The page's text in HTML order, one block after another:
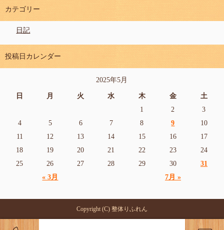
カテゴリー
日記
投稿日カレンダー
2025年5月
日 月 火 水 木 金 土
« 3月 7月 »
1 2
3
4
5 6 7 8 9
10
11
12 13 14 15 16
17
18
19 20 21 22 23
24
25
26 27 28 29 30 31
Copyright (C) 整体りふれん